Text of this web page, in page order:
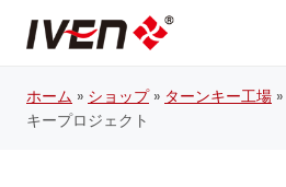
ホーム » ショップ» ターンキー工場 »
キープロジェクト